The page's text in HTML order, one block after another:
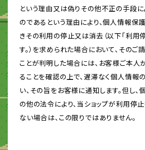
という理由又は偽りその他不正の手段に
のであるという理由により、個人情報保
きその利用の停止又は消去（以下「利用
す。）を求められた場合において、そのご
ことが判明した場合には、お客様ご本人
ることを確認の上で、遅滞なく個人情報
い、その旨をお客様に通知します。但し
の他の法令により、当ショップが利用停
ない場合は、この限りではありません。